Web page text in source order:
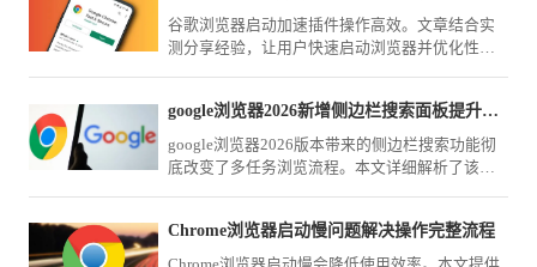
谷歌浏览器启动加速插件操作高效。文章结合实
测分享经验，让用户快速启动浏览器并优化性能
google浏览器2026新增侧边栏搜索面板提升多任务并行效率
google浏览器2026版本带来的侧边栏搜索功能彻
底改变了多任务浏览流程。本文详细解析了该功
实现高效办公。
Chrome浏览器启动慢问题解决操作完整流程